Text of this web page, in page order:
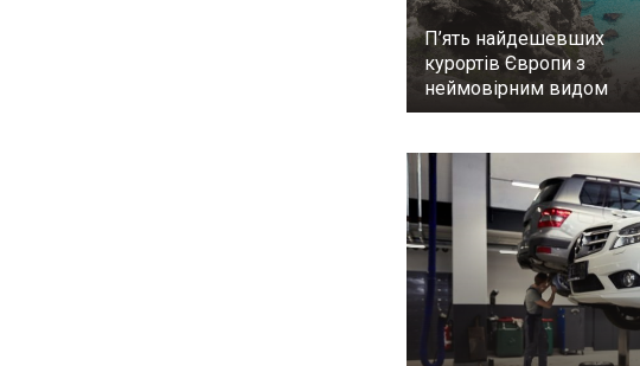
П’ять найдешевших
курортів Європи з
неймовірним видом